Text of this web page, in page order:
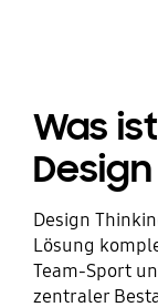
Was
Design
Lösung
Team-Sport
zentraler